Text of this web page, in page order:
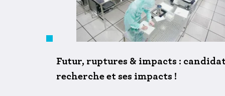
Futur, ruptures & impacts :
recherche et ses impacts !